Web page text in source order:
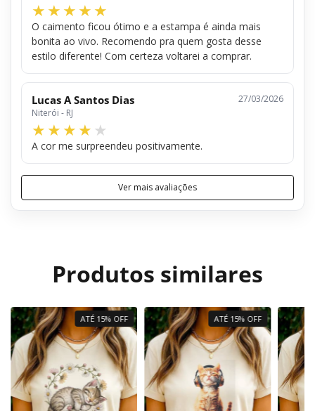
O caimento ficou ótimo e a estampa é ainda mais
bonita ao vivo. Recomendo pra quem gosta desse
estilo diferente! Com certeza voltarei a comprar.
Lucas A Santos Dias
Niterói - RJ
27/03/2026
A cor me surpreendeu positivamente.
Ver mais avaliações
Produtos similares
ATÉ 15% OFF ATÉ 15% OFF